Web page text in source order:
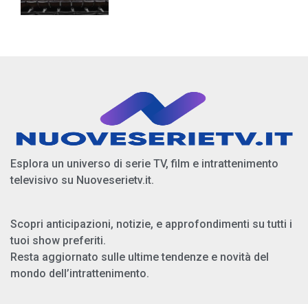
Esplora un universo di serie TV, film e intrattenimento
televisivo su Nuoveserietv.it.
Scopri anticipazioni, notizie, e approfondimenti su tutti i
tuoi show preferiti.
Resta aggiornato sulle ultime tendenze e novità del
mondo dell’intrattenimento.